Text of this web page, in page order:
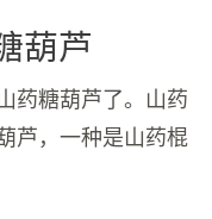
葫芦
药糖葫芦了。山药
芦，一种是山药棍